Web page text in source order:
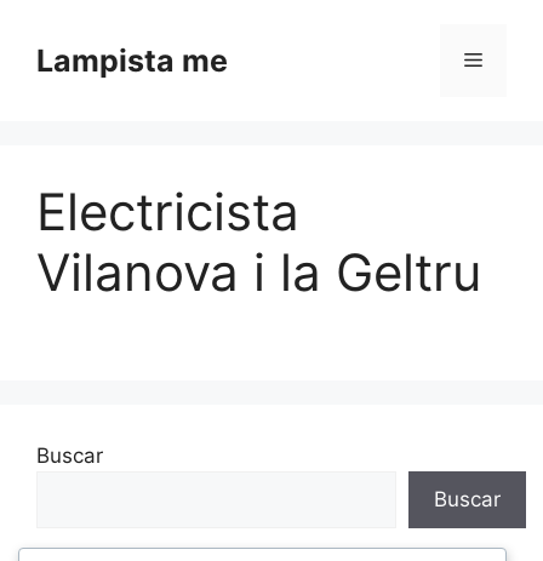
Lampista me Menú
Electricista
Vilanova i la Geltru
Buscar
Buscar